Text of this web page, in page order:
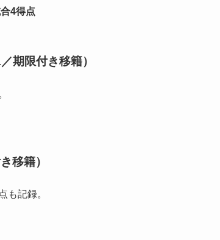
4得点
期限付き移籍）
移籍）
も記録。